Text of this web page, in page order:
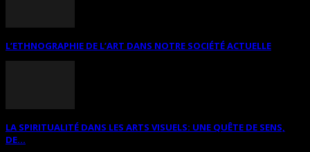
L’ETHNOGRAPHIE DE L’ART DANS NOTRE SOCIÉTÉ ACTUELLE
LA SPIRITUALITÉ DANS LES ARTS VISUELS: UNE QUÊTE DE SENS,
DE...